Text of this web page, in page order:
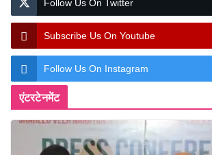
Follow Us On Twitter
Subscribe Us On Youtube
Follow Us On Instagram
एंटरटेनमेंट